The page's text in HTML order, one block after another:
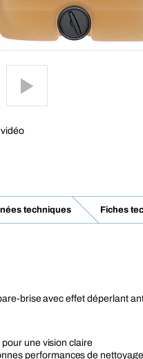
techniques Fiches
brise avec effet déperlant
une vision claire
performances de